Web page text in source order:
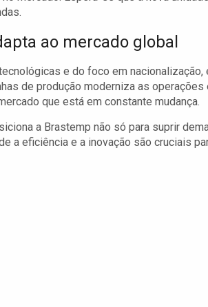
ao mercado global
e do foco em
de produção moderniza as
que está em constante mudança.
a Brastemp não só para suprir
a eficiência e a inovação são cruciais